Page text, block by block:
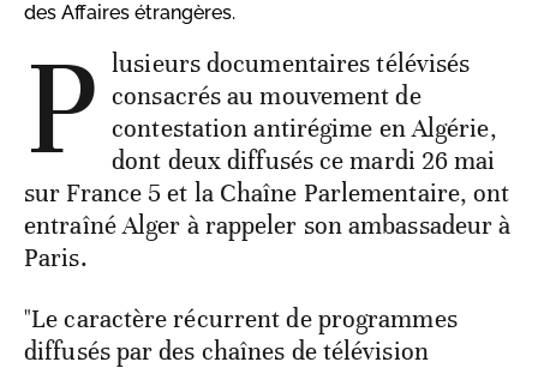
des Affaires étrangères.
P lusieurs documentaires télévisés
consacrés au mouvement de
contestation antirégime en Algérie,
dont deux diffusés ce mardi 26 mai
sur France 5 et la Chaîne Parlementaire, ont
entraîné Alger à rappeler son ambassadeur à
Paris.
"Le caractère récurrent de programmes
diffusés par des chaînes de télévision